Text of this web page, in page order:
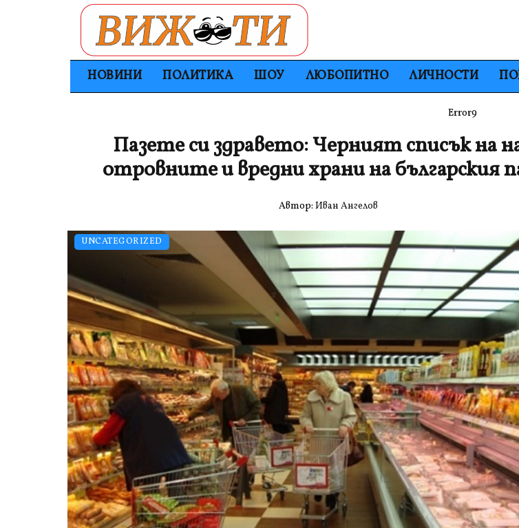
НОВИНИ ПОЛИТИКА ШОУ ЛЮБОПИТНО ЛИЧНОСТИ
Error9
UNCATEGORIZED
Пазете си здравето: Черният списък на
отровните и вредни храни на българския
Автор: Иван Ангелов